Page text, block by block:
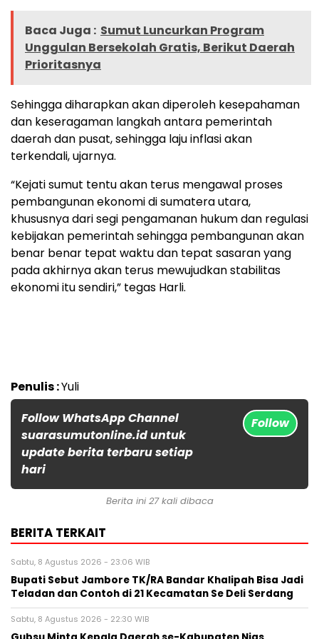
Baca Juga : Sumut Luncurkan Program
Unggulan Bersekolah Gratis, Berikut Daerah
Prioritasnya
Sehingga diharapkan akan diperoleh kesepahaman
dan keseragaman langkah antara pemerintah
daerah dan pusat, sehingga laju inflasi akan
terkendali, ujarnya.
“Kejati sumut tentu akan terus mengawal proses
pembangunan ekonomi di sumatera utara,
khususnya dari segi pengamanan hukum dan regulasi
kebijakan pemerintah sehingga pembangunan akan
benar benar tepat waktu dan tepat sasaran yang
pada akhirnya akan terus mewujudkan stabilitas
ekonomi itu sendiri,” tegas Harli.
Penulis :Yuli
Follow WhatsApp Channel
suarasumutonline.id untuk
update berita terbaru setiap
hari
Follow
Berita ini 27 kali dibaca
BERITA TERKAIT
Sabtu, 8 Agustus 2026 - 23:06 WIB
Bupati Sebut Jambore TK/RA Bandar Khalipah Bisa Jadi
Teladan dan Contoh di 21 Kecamatan Se Deli Serdang
Sabtu, 8 Agustus 2026 - 22:30 WIB